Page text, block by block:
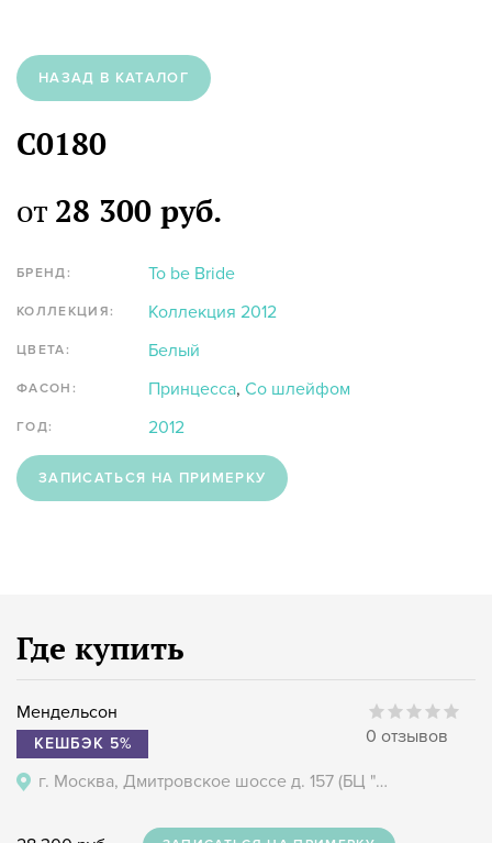
НАЗАД В КАТАЛОГ
C0180
от 28 300 руб.
БРЕНД: To be Bride
КОЛЛЕКЦИЯ: Коллекция 2012
ЦВЕТА: Белый
ФАСОН: Принцесса, Со шлейфом
ГОД: 2012
ЗАПИСАТЬСЯ НА ПРИМЕРКУ
Где купить
Мендельсон
КЕШБЭК 5% 0 отзывов
г. Москва, Дмитровское шоссе д. 157 (БЦ "Гефест")